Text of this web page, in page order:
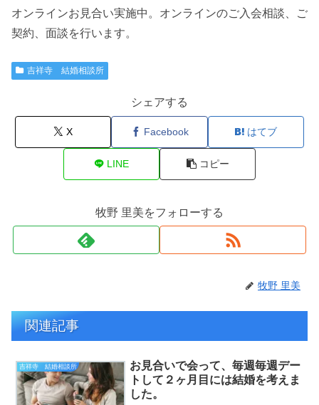
オンラインお見合い実施中。オンラインのご入会相談、ご
契約、面談を行います。
吉祥寺 結婚相談所
シェアする
X Facebook はてブ
LINE コピー
牧野 里美をフォローする
牧野 里美
関連記事
吉祥寺 結婚相談所
お見合いで会って、毎週毎週デー
トして２ヶ月目には結婚を考えま
した。